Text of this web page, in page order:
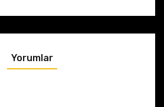
Yorumlar